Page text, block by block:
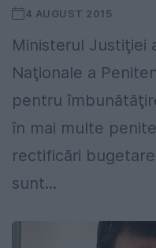
4 AUGUST 2015
Ministerul Justiţiei
Naţionale a
pentru
în mai multe
rectificări
sunt...